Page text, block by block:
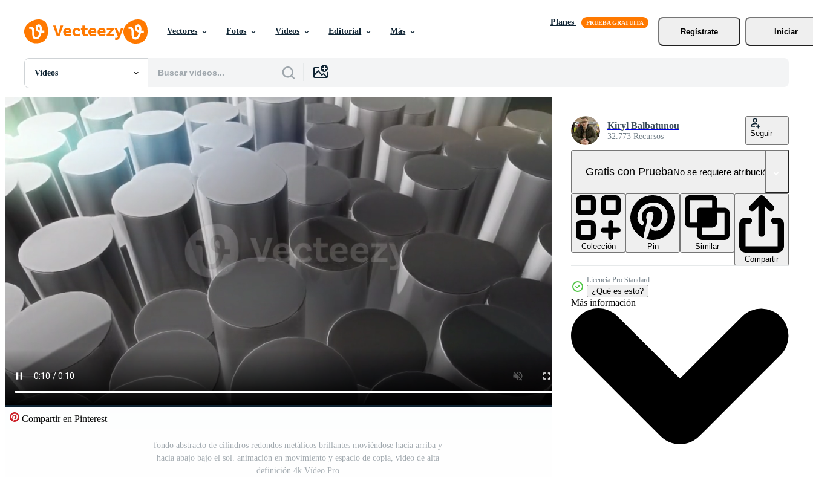
Vectores Fotos Vídeos Editorial Más
Planes
Regístrate
Iniciar
Videos
Todas Imágenes
PNGs
PSDs
SVGs
Plantillas
Vectores
Videos
Gráficos en Movimiento
Imágenes Editoriales
Eventos Editoriales
Compartir en Pinterest
fondo abstracto de cilindros redondos metálicos brillantes moviéndose hacia arriba y
hacia abajo bajo el sol. animación en movimiento y espacio de copia, video de alta
definición 4k Vídeo Pro
Kiryl Balbatunou
32.773 Recursos Seguir
Gratis con PruebaNo se requiere atribución!
Colección Pin
Similar
Compartir
Licencia Pro Standard
¿Qué es esto?
Más información